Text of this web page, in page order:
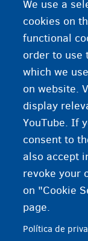
We use a
cookies on
functional
order to use
which we
on website.
display
YouTube. If
consent to
also accept
revoke your
on "Cookie
page.
Política de